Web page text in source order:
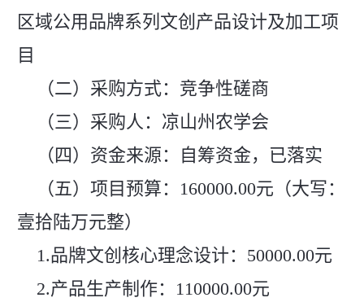
区域公用品牌系列文创产品设计及加工项
目
（二）采购方式：竞争性磋商
（三）采购人：凉山州农学会
（四）资金来源：自筹资金，已落实
（五）项目预算：160000.00元（大写：
壹拾陆万元整）
1.品牌文创核心理念设计：50000.00元
2.产品生产制作：110000.00元